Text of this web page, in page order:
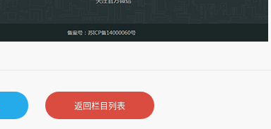
返回栏目列表